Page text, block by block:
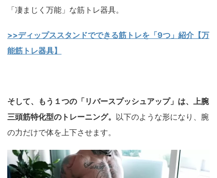
「凄まじく万能」な筋トレ器具。
>>ディップススタンドでできる筋トレを「9つ」紹介【万
能筋トレ器具】
そして、もう１つの「リバースプッシュアップ」は、上腕
三頭筋特化型のトレーニング。 以下のような形になり、腕
の力だけで体を上下させます。